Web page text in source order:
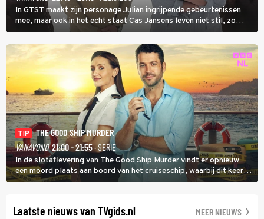
In GTST maakt zijn personage Julian ingrijpende gebeurtenissen
mee, maar ook in het echt staat Cas Jansens leven niet stil, zo
vertelt hij in Adieu! Volgende Kaart.
TIP
THE GOOD SHIP MURDER
VANAVOND 21:00 - 21:55· SERIE
In de slotaflevering van The Good Ship Murder vindt er opnieuw
een moord plaats aan boord van het cruiseschip, waarbij dit keer
een bemanningslid het slachtoffer is en kapitein Marlowe de dader
Laatste nieuws van TVgids.nl MEER NIEUWS